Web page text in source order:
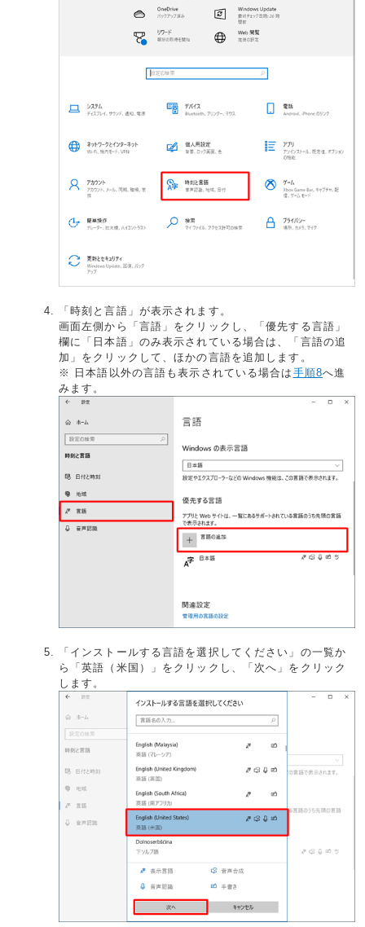
「時刻と言語」が表示されます。
画面左側から「言語」をクリックし、「優先する言語」
欄に「日本語」のみ表示されている場合は、「言語の追
加」をクリックして、ほかの言語を追加します。
※ 日本語以外の言語も表示されている場合は 手順8へ進
みます。
「インストールする言語を選択してください」の一覧か
ら「英語（米国）」をクリックし、「次へ」をクリック
します。